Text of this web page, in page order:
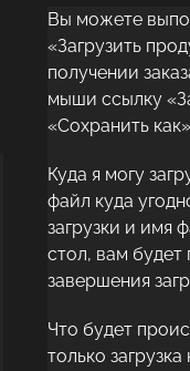
Вы можете
«Загрузить
получении
мыши ссылку
«Сохранить
Куда я могу
файл куда
загрузки и имя
стол, вам будет
завершения
Что будет
только